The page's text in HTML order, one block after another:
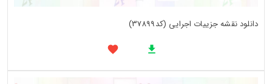
دانلود نقشه جزییات اجرایی (کد37899)